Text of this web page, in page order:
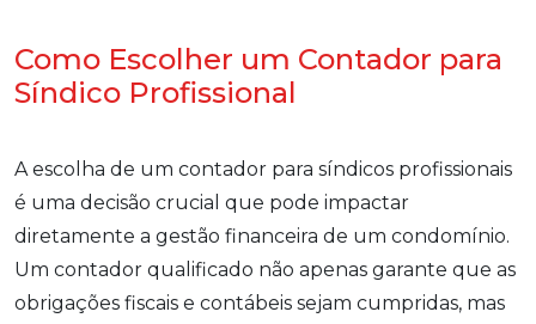
Como Escolher um Contador para
Síndico Profissional
A escolha de um contador para síndicos profissionais
é uma decisão crucial que pode impactar
diretamente a gestão financeira de um condomínio.
Um contador qualificado não apenas garante que as
obrigações fiscais e contábeis sejam cumpridas, mas